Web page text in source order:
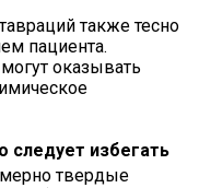
также тесно
пациента.
оказывать
следует избегать
твердые